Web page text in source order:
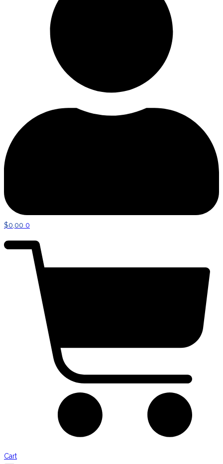
$0,00 0
Cart